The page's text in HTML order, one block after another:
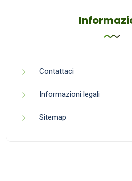
Contattaci
Informazioni legali
Sitemap